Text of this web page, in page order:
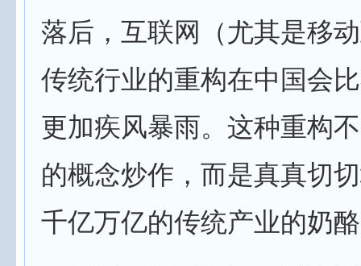
落后，互联网（尤其是移
传统行业的重构在中国会
更加疾风暴雨。这种重构
的概念炒作，而是真真切
千亿万亿的传统产业的奶